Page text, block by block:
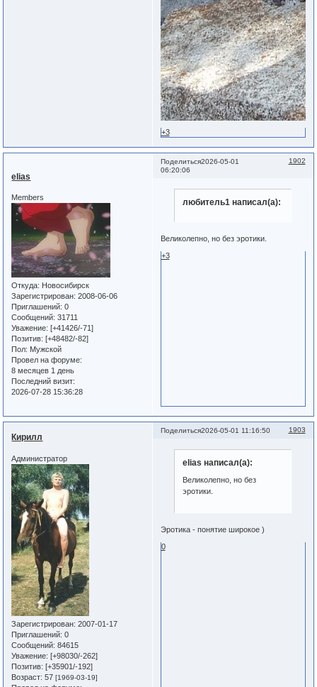
+3
Поделиться 1902
2026-05-01
06:20:06
elias
Members
Откуда: Новосибирск
Зарегистрирован: 2008-06-06
Приглашений: 0
Сообщений: 31711
Уважение: [+41426/-71]
Позитив: [+48482/-82]
Пол: Мужской
Провел на форуме:
8 месяцев 1 день
Последний визит:
2026-07-28 15:36:28
любитель1 написал(а):
Великолепно, но без эротики.
+3
Поделиться 1903
2026-05-01 11:16:50
Кирилл
Администратор
Зарегистрирован: 2007-01-17
Приглашений: 0
Сообщений: 84615
Уважение: [+98030/-262]
Позитив: [+35901/-192]
Возраст: 57[1969-03-19]
elias написал(а):
Великолепно, но без
эротики.
Эротика - понятие широкое )
0